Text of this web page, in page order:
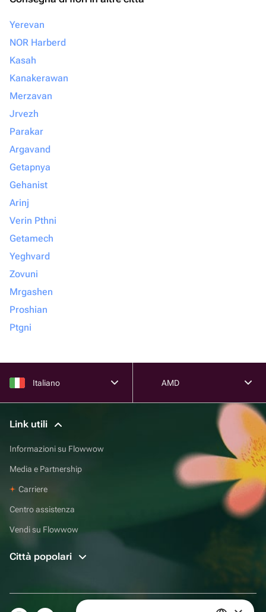
Yerevan
NOR Harberd
Kasah
Kanakerawan
Merzavan
Jrvezh
Parakar
Argavand
Getapnya
Gehanist
Arinj
Verin Pthni
Getamech
Yeghvard
Zovuni
Mrgashen
Proshian
Ptgni
Italiano AMD
Link utili
Informazioni su Flowwow
Media e Partnership
Carriere
Centro assistenza
Vendi su Flowwow
Città popolari